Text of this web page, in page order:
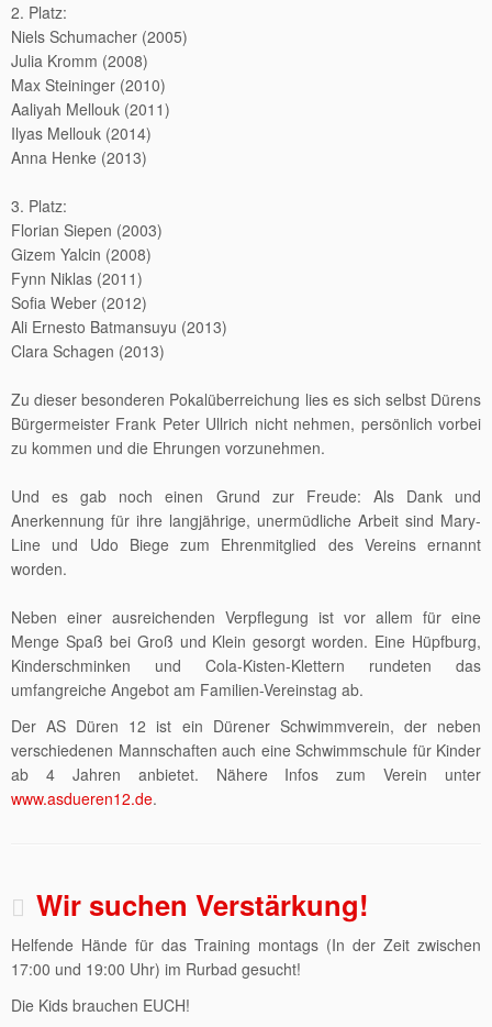
2. Platz:
Niels Schumacher (2005)
Julia Kromm (2008)
Max Steininger (2010)
Aaliyah Mellouk (2011)
Ilyas Mellouk (2014)
Anna Henke (2013)
3. Platz:
Florian Siepen (2003)
Gizem Yalcin (2008)
Fynn Niklas (2011)
Sofia Weber (2012)
Ali Ernesto Batmansuyu (2013)
Clara Schagen (2013)
Zu dieser besonderen Pokalüberreichung lies es sich selbst Dürens
Bürgermeister Frank Peter Ullrich nicht nehmen, persönlich vorbei
zu kommen und die Ehrungen vorzunehmen.
Und es gab noch einen Grund zur Freude: Als Dank und
Anerkennung für ihre langjährige, unermüdliche Arbeit sind Mary-
Line und Udo Biege zum Ehrenmitglied des Vereins ernannt
worden.
Neben einer ausreichenden Verpflegung ist vor allem für eine
Menge Spaß bei Groß und Klein gesorgt worden. Eine Hüpfburg,
Kinderschminken und Cola-Kisten-Klettern rundeten das
umfangreiche Angebot am Familien-Vereinstag ab.
Der AS Düren 12 ist ein Dürener Schwimmverein, der neben
verschiedenen Mannschaften auch eine Schwimmschule für Kinder
ab 4 Jahren anbietet. Nähere Infos zum Verein unter
www.asdueren12.de.
Wir suchen Verstärkung!
Helfende Hände für das Training montags (In der Zeit zwischen
17:00 und 19:00 Uhr) im Rurbad gesucht!
Die Kids brauchen EUCH!